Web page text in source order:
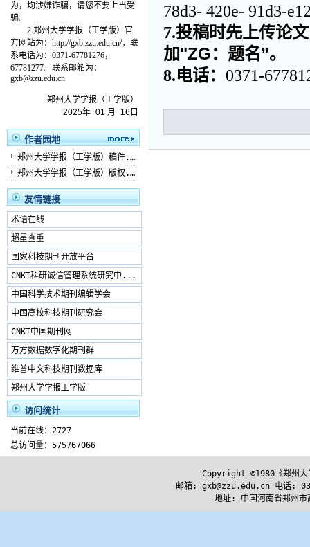
78d3- 420e- 91d3-
7.投稿时先上传论
加"ZG：题名”。
8.电话： 0371-
为，均涉嫌诈骗，请您不要上当受
骗。
2.郑州大学学报（工学版） 官
方网站为： http://gxb.zzu.edu.cn/，联
系电话为：0371-67781276，
67781277。联系邮箱为：
gxb@zzu.edu.cn
郑州大学学报（工学版）
2025年 01 月 16 日
作者园地
郑州大学学报（工学版）稿件...
郑州大学学报（工学版）版权...
友情链接
术语在线
超星查重
国家科技期刊开放平台
CNKI科研诚信管理系统研究中...
中国科学技术期刊编辑学会
中国高校科技期刊研究会
CNKI中国期刊网
万方数据数字化期刊群
维普中文科技期刊数据库
郑州大学学报工学版
访问统计
当前在线：2727
总访问量：575767066
Copyright ©1980《郑州大
邮箱: gxb@zzu.edu.cn 电话:
地址: 中国河南省郑州市